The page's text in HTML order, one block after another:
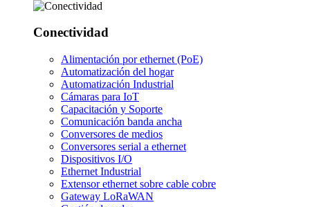
Conectividad
Alimentación por ethernet (PoE)
Automatización del hogar
Automatización Industrial
Cámaras para IoT
Capacitación y Soporte
Comunicación banda ancha
Conversores de medios
Conversores serial a ethernet
Dispositivos I/O
Ethernet Industrial
Extensor ethernet sobre cable cobre
Gateway LoRaWAN